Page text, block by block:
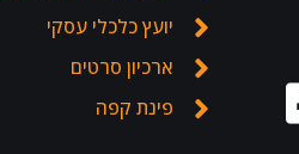
יועץ כלכלי עסקי
ארכיון סרטים
פינת קפה